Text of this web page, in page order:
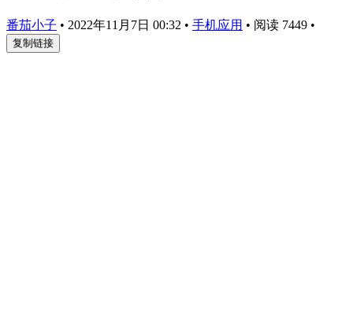
番茄小子 • 2022年11月7日 00:32 • 手机应用 • 阅读 7449 •
复制链接